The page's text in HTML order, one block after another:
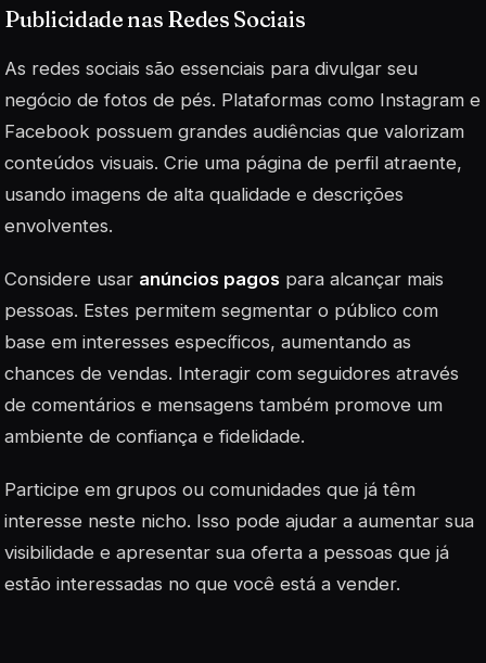
Publicidade nas Redes Sociais
As redes sociais são essenciais para divulgar seu
negócio de fotos de pés. Plataformas como Instagram e
Facebook possuem grandes audiências que valorizam
conteúdos visuais. Crie uma página de perfil atraente,
usando imagens de alta qualidade e descrições
envolventes.
Considere usar anúncios pagos para alcançar mais
pessoas. Estes permitem segmentar o público com
base em interesses específicos, aumentando as
chances de vendas. Interagir com seguidores através
de comentários e mensagens também promove um
ambiente de confiança e fidelidade.
Participe em grupos ou comunidades que já têm
interesse neste nicho. Isso pode ajudar a aumentar sua
visibilidade e apresentar sua oferta a pessoas que já
estão interessadas no que você está a vender.